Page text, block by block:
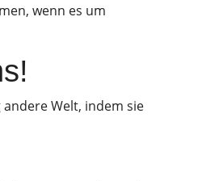
wenn es um
Welt, indem sie